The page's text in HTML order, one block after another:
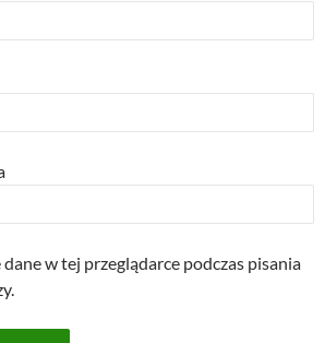
w tej przeglądarce podczas pisania